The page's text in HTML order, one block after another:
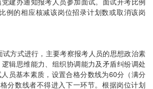
例的相应核减该岗位招录计划数或取消该岗
方式进行，主要考察报考人员的思想政治素
辑思维能力、组织协调能力及矛盾纠纷调处
员基本素质，设置合格分数线为60分（满分
分数线者不得进入下一环节。根据岗位计划